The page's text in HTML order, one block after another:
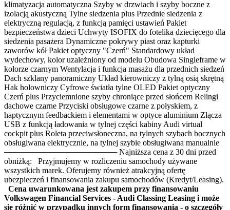
klimatyzacja automatyczna Szyby w drzwiach i szyby boczne z
izolacją akustyczną Tylne siedzenia plus Przednie siedzenia z
elektryczną regulacją, z funkcją pamięci ustawień Pakiet
bezpieczeństwa dzieci Uchwyty ISOFIX do fotelika dziecięcego dla
siedzenia pasażera Dynamiczne pokrywy piast oraz kapturki
zaworów kół Pakiet optyczny "Czerń" Standardowy układ
wydechowy, kolor uzależniony od modelu Obudowa Singleframe w
kolorze czarnym Wentylacja i funkcja masażu dla przednich siedzeń
Dach szklany panoramiczny Układ kierowniczy z tylną osią skrętną
Hak holowniczy Cyfrowe światła tylne OLED Pakiet optyczny
Czerń plus Przyciemnione szyby chroniące przed słońcem Relingi
dachowe czarne Przyciski obsługowe czarne z połyskiem, z
haptycznym feedbackiem i elementami w optyce aluminium Złącza
USB z funkcją ładowania w tylnej części kabiny Audi virtual
cockpit plus Roleta przeciwsłoneczna, na tylnych szybach bocznych
obsługiwana elektrycznie, na tylnej szybie obsługiwana manualnie
──────────────────── Najniższa cena z 30 dni przed
obniżką: Przyjmujemy w rozliczeniu samochody używane
wszystkich marek. Oferujemy również atrakcyjną ofertę
ubezpieczeń i finansowania zakupu samochodów (Kredyt/Leasing).
Cena uwarunkowana jest zakupem przy finansowaniu
Volkswagen Financial Services - Audi Classing Leasing i może
się różnić w przypadku innych form finansowania - o szczegóły